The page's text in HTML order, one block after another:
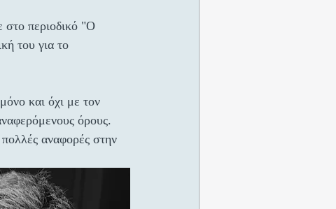
περιοδικό "Ο
του για το
και όχι με τον
όρους.
αναφορές στην